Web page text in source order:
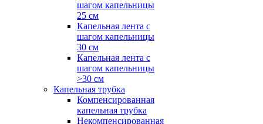
шагом капельницы
25 см
Капельная лента с
шагом капельницы
30 см
Капельная лента с
шагом капельницы
>30 см
Капельная трубка
Компенсированная
капельная трубка
Некомпенсированная